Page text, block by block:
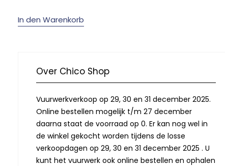
In den Warenkorb
Over Chico Shop
Vuurwerkverkoop op 29, 30 en 31 december 2025.
Online bestellen mogelijk t/m 27 december
daarna staat de voorraad op 0. Er kan nog wel in
de winkel gekocht worden tijdens de losse
verkoopdagen op 29, 30 en 31 december 2025 . U
kunt het vuurwerk ook online bestellen en ophalen